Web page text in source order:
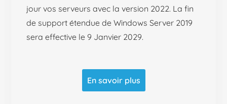
jour vos serveurs avec la version 2022. La fin
de support étendue de Windows Server 2019
sera effective le 9 Janvier 2029.
En savoir plus